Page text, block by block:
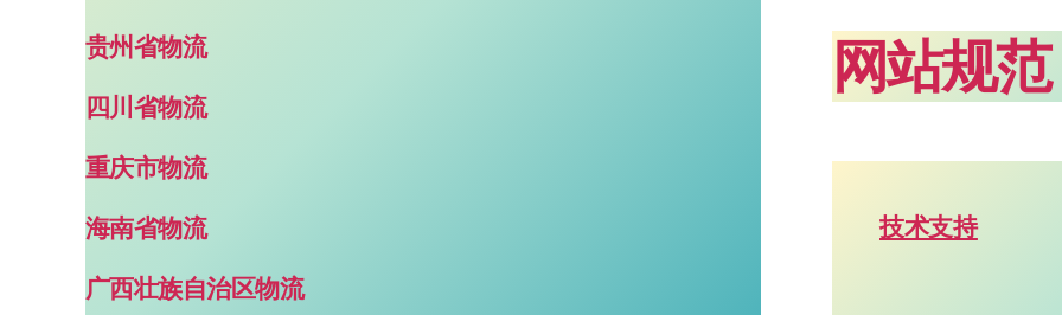
贵州省物流
四川省物流
重庆市物流
海南省物流
广西壮族自治区物流
网站规范
技术支持